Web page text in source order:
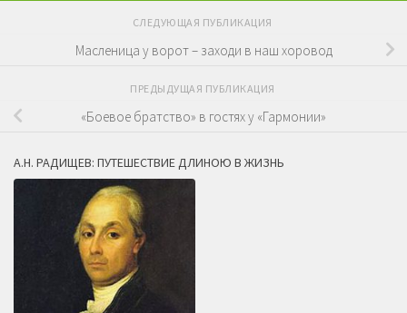
СЛЕДУЮЩАЯ ПУБЛИКАЦИЯ
Масленица у ворот – заходи в наш хоровод
ПРЕДЫДУЩАЯ ПУБЛИКАЦИЯ
«Боевое братство» в гостях у «Гармонии»
А.Н. РАДИЩЕВ: ПУТЕШЕСТВИЕ ДЛИНОЮ В ЖИЗНЬ